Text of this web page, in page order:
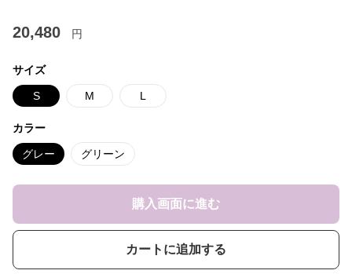
20,480 円
サイズ
S M L
カラー
グレー グリーン
購入画面に進む
カートに追加する